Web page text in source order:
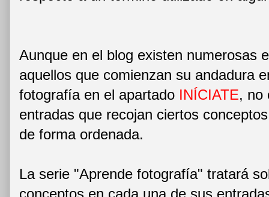
Aunque en el blog existen numerosas
aquellos que comienzan su andadura
fotografía en el apartado INÍCIATE, no
entradas que recojan ciertos
de forma ordenada.
La serie "Aprende fotografía" tratará